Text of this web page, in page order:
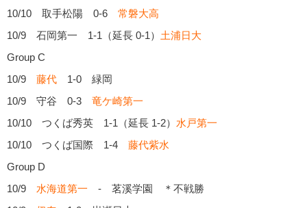
10/10 取手松陽 0-6 常磐大高
10/9 石岡第一 1-1（延長 0-1） 土浦日大
Group C
10/9 藤代 1-0 緑岡
10/9 守谷 0-3 竜ケ崎第一
10/10 つくば秀英 1-1（延長 1-2） 水戸第一
10/10 つくば国際 1-4 藤代紫水
Group D
10/9 水海道第一 - 茗溪学園
＊不戦勝